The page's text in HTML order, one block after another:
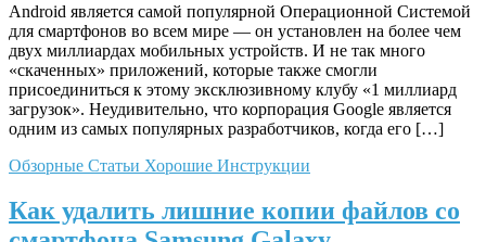
Android является самой популярной Операционной Системой
для смартфонов во всем мире — он установлен на более чем
двух миллиардах мобильных устройств. И не так много
«скаченных» приложений, которые также смогли
присоединиться к этому эксклюзивному клубу «1 миллиард
загрузок». Неудивительно, что корпорация Google является
одним из самых популярных разработчиков, когда его […]
Обзорные Статьи Хорошие Инструкции
Как удалить лишние копии файлов со